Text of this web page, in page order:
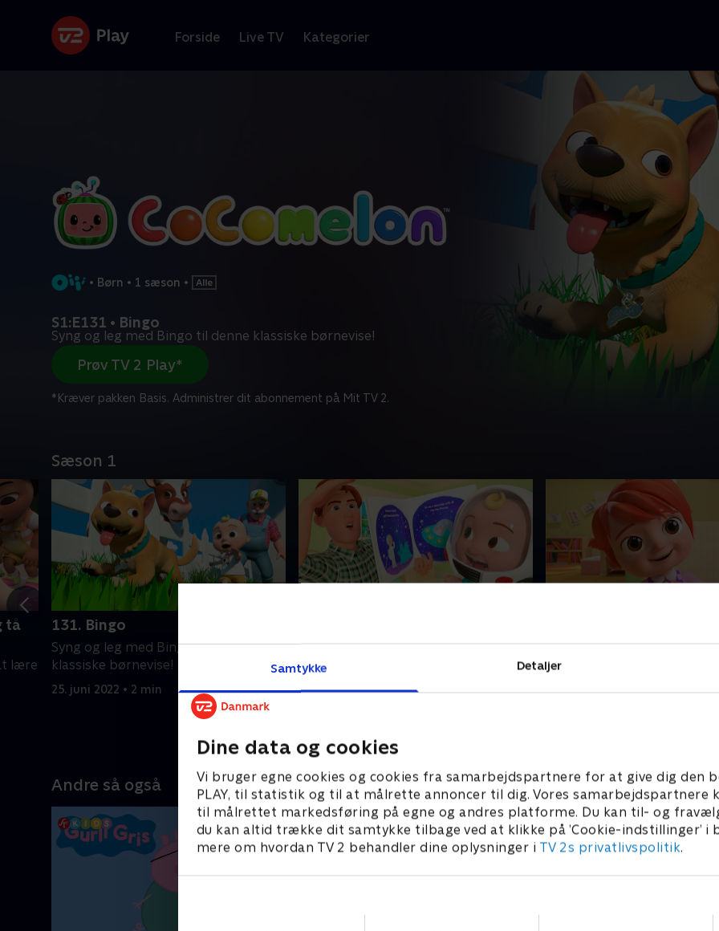
Samtykke Detaljer
Dine data og cookies
Vi bruger egne cookies og cookies fra samarbejdspartnere for at give dig den
PLAY, til statistik og til at målrette annoncer til dig. Vores samarbejdspartnere
til målrettet markedsføring på egne og andres platforme. Du kan til- og
du kan altid trække dit samtykke tilbage ved at klikke på ’Cookie-indstillinger’ i
mere om hvordan TV 2 behandler dine oplysninger i TV 2s privatlivspolitik.
Forside Live TV Kategorier
• Børn • 1 sæson •
S1:E131 • Bingo
Syng og leg med Bingo til denne klassiske børnevise!
Prøv TV 2 Play*
*Kræver pakken Basis. Administrer dit abonnement på Mit TV 2.
Sæson 1
tå
lære
131. Bingo
Syng og leg med Bingo til denne
klassiske børnevise!
25. juni 2022 • 2 min
JJ elsker historietid! Se på og syng
med, mens JJ og hans familie deler de
børn! Lad os synge, mens
Andre så også